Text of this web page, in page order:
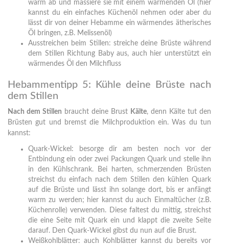
warm ab und massiere sie mit einem wärmenden Öl (hier
kannst du ein einfaches Küchenöl nehmen oder aber du
lässt dir von deiner Hebamme ein wärmendes ätherisches
Öl bringen, z.B. Melissenöl)
Ausstreichen beim Stillen: streiche deine Brüste während
dem Stillen Richtung Baby aus, auch hier unterstützt ein
wärmendes Öl den Milchfluss
Hebammentipp 5: Kühle deine Brüste nach
dem Stillen
Nach dem Stillen braucht deine Brust Kälte, denn Kälte tut den
Brüsten gut und bremst die Milchproduktion ein. Was du tun
kannst:
Quark-Wickel: besorge dir am besten noch vor der
Entbindung ein oder zwei Packungen Quark und stelle ihn
in den Kühlschrank. Bei harten, schmerzenden Brüsten
streichst du einfach nach dem Stillen den kühlen Quark
auf die Brüste und lässt ihn solange dort, bis er anfängt
warm zu werden; hier kannst du auch Einmaltücher (z.B.
Küchenrolle) verwenden. Diese faltest du mittig, streichst
die eine Seite mit Quark ein und klappt die zweite Seite
darauf. Den Quark-Wickel gibst du nun auf die Brust.
Weißkohlblätter: auch Kohlblätter kannst du bereits vor